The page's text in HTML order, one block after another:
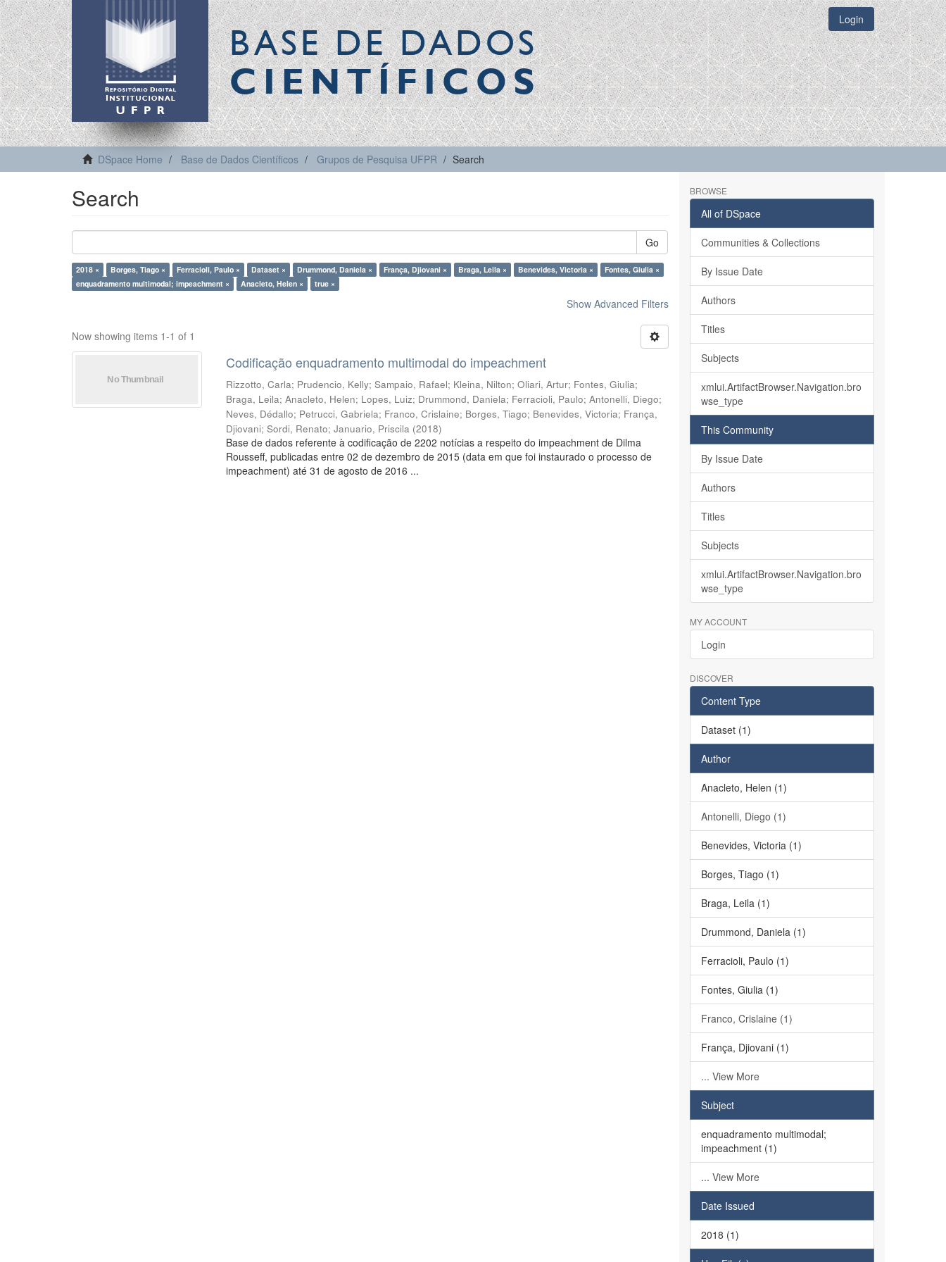
BASE DE DADOS
CIENTÍFICOS
Login
DSpace Home Base de Dados Científicos Grupos de Pesquisa UFPR Search
Search
Go
2018 × Borges, Tiago × Ferracioli, Paulo × Dataset × Drummond, Daniela × França, Djiovani × Braga, Leila × Benevides, Victoria ×
Fontes, Giulia ×
enquadramento multimodal; impeachment ×
Anacleto, Helen × true ×
Show Advanced Filters
Now showing items 1-1 of 1
Codificação enquadramento multimodal do impeachment
Rizzotto, Carla; Prudencio, Kelly;Sampaio, Rafael; Kleina, Nilton;Oliari, Artur; Fontes, Giulia;
Braga, Leila;Anacleto, Helen; Lopes, Luiz; Drummond, Daniela; Ferracioli, Paulo;Antonelli, Diego;
Neves, Dédallo; Petrucci, Gabriela; Franco, Crislaine; Borges, Tiago; Benevides, Victoria; França,
Djiovani;Sordi, Renato;Januario, Priscila (2018)
Base de dados referente à codificação de 2202 notícias a respeito do impeachment de Dilma
Rousseff, publicadas entre 02 de dezembro de 2015 (data em que foi instaurado o processo de
impeachment) até 31 de agosto de 2016 ...
BROWSE
All of DSpace
Communities & Collections
By Issue Date
Authors
Titles
Subjects
xmlui.ArtifactBrowser.Navigation.bro
wse_type
This Community
By Issue Date
Authors
Titles
Subjects
xmlui.ArtifactBrowser.Navigation.bro
wse_type
MY ACCOUNT
Login
DISCOVER
Content Type
Dataset (1)
Author
Anacleto, Helen (1)
Antonelli, Diego (1)
Benevides, Victoria (1)
Borges, Tiago (1)
Braga, Leila (1)
Drummond, Daniela (1)
Ferracioli, Paulo (1)
Fontes, Giulia (1)
Franco, Crislaine (1)
França, Djiovani (1)
... View More
Subject
enquadramento multimodal;
impeachment (1)
... View More
Date Issued
2018 (1)